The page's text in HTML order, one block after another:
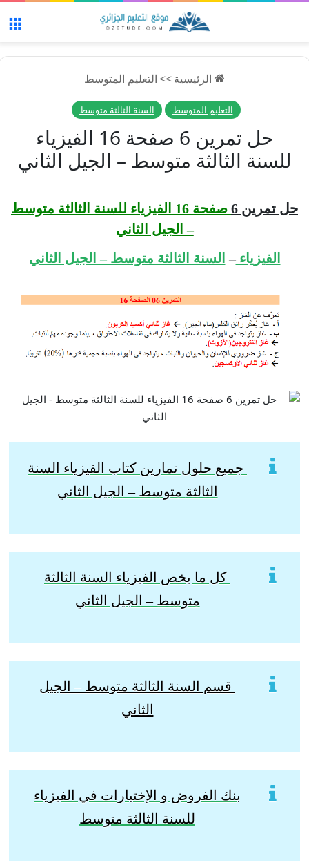
الرئيسية>>التعليم المتوسط
التعليم المتوسط السنة الثالثة متوسط
حل تمرين 6 صفحة 16 الفيزياء
للسنة الثالثة متوسط – الجيل الثاني
حل تمرين 6
صفحة 16 الفيزياء للسنة الثالثة متوسط
– الجيل الثاني
الفيزياء– السنة الثالثة متوسط – الجيل الثاني
جميع حلول تمارين كتاب الفيزياء السنة
الثالثة متوسط – الجيل الثاني
كل ما يخص الفيزياء السنة الثالثة
متوسط – الجيل الثاني
قسم السنة الثالثة متوسط – الجيل
الثاني
بنك الفروض و الإختبارات في الفيزياء
للسنة الثالثة متوسط